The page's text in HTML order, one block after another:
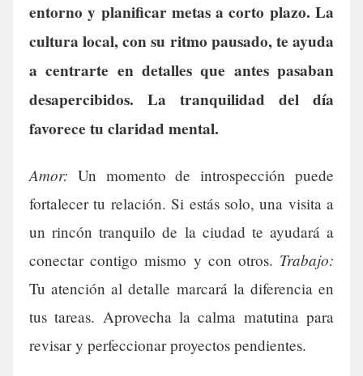
entorno y planificar metas a corto plazo. La
cultura local, con su ritmo pausado, te ayuda
a centrarte en detalles que antes pasaban
desapercibidos. La tranquilidad del día
favorece tu claridad mental.
Amor: Un momento de introspección puede
fortalecer tu relación. Si estás solo, una visita a
un rincón tranquilo de la ciudad te ayudará a
conectar contigo mismo y con otros. Trabajo:
Tu atención al detalle marcará la diferencia en
tus tareas. Aprovecha la calma matutina para
revisar y perfeccionar proyectos pendientes.